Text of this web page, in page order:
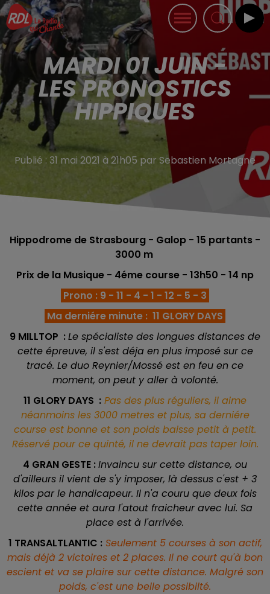
MARDI 01 JUIN -
LES PRONOSTICS
HIPPIQUES
Publié : 31 mai 2021 à 21h05 par Sebastien Mortagne
Hippodrome de Strasbourg - Galop - 15 partants -
3000 m
Prix de la Musique - 4éme course - 13h50 - 14 np
Prono : 9 - 11 - 4 - 1 - 12 - 5 - 3
Ma derniére minute : 11 GLORY DAYS
9 MILLTOP :Le spécialiste des longues distances de
cette épreuve, il s'est déja en plus imposé sur ce
tracé. Le duo Reynier/Mossé est en feu en ce
moment, on peut y aller à volonté.
11 GLORY DAYS : Pas des plus réguliers, il aime
néanmoins les 3000 metres et plus, sa derniére
course est bonne et son poids baisse petit à petit.
Réservé pour ce quinté, il ne devrait pas taper loin.
4 GRAN GESTE :Invaincu sur cette distance, ou
d'ailleurs il vient de s'y imposer, là dessus c'est + 3
kilos par le handicapeur. Il n'a couru que deux fois
cette année et aura l'atout fraicheur avec lui. Sa
place est à l'arrivée.
1 TRANSALTLANTIC :Seulement 5 courses à son actif,
mais déjà 2 victoires et 2 places. Il ne court qu'à bon
escient et va se plaire sur cette distance. Malgré son
poids, c'est une belle possibilté.